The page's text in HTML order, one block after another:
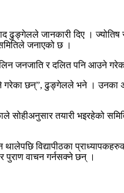
ढुङ्गेलले जानकारी दिए ।
जनाएको छ ।
लिन जनजाति र दलित पनि आउने
गरेका छन्”, ढुङ्गेलले भने ।
सोहीअनुसार तयारी भइरहेको
विद्यापीठका
पुराण वाचन गर्नसक्ने छन् ।